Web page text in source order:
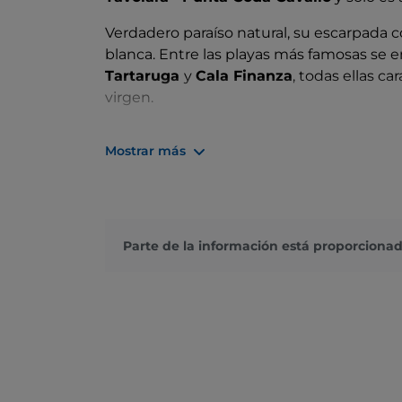
Verdadero paraíso natural, su escarpada
blanca. Entre las playas más famosas se
Tartaruga y Cala Finanza, todas ellas
virgen.
como la gaviota corsa, el cormorán y el
demuestran los restos medievales de la
ideal para quienes buscan paz y
Mostrar más
Parte de la información está